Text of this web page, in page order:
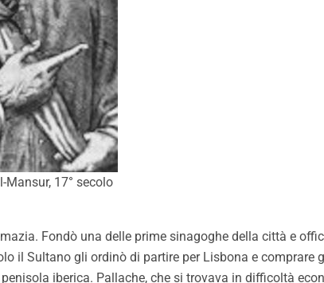
17° secolo
Fondò una delle prime sinagoghe della città e
il Sultano gli ordinò di partire per Lisbona e comprare
iberica. Pallache, che si trovava in difficoltà